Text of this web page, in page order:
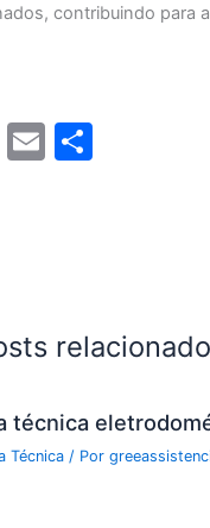
contribuindo para
W E
técnica
Técnica / Por